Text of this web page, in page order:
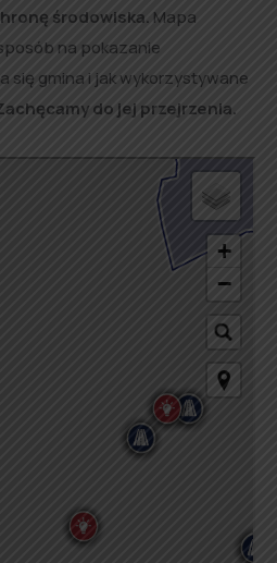
środowiska. Mapa
na pokazanie
się gmina i jak wykorzystywane
do jej przejrzenia.